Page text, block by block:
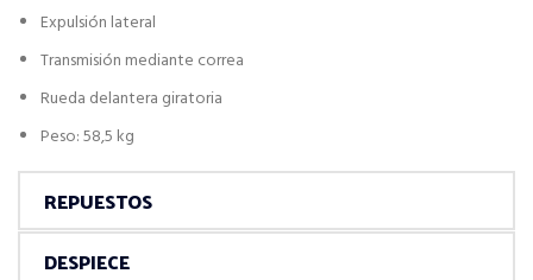
Expulsión lateral
Transmisión mediante correa
Rueda delantera giratoria
Peso: 58,5 kg
REPUESTOS
DESPIECE